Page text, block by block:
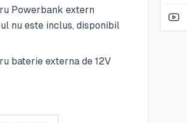
Powerbank extern
nu este inclus, disponibil
baterie externa de 12V